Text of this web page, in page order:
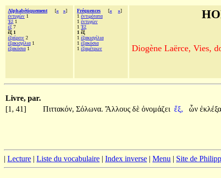
Alphabétiquement [« »]
ἐντυχὼν 1
Ἐξ 1
ἐξ 7
ἕξ 1
ἐξαίρειν 2
ἑξακισχίλια 1
ἑξακόσια 1
Fréquences [« »]
1 ἐντιμότατα
1 ἐντυχὼν
1 Ἐξ
1 ἕξ
1 ἑξακισχίλια
1 ἑξακόσια
1 ἑξαμέτρων Diogène Laërce, Vies,
Livre, par.
[1, 41]
Πιττακόν, Σόλωνα. Ἄλλους δὲ ὀνομάζει ἕξ, ὧν
| Lecture | Liste du vocabulaire | Index inverse | Menu | Site de